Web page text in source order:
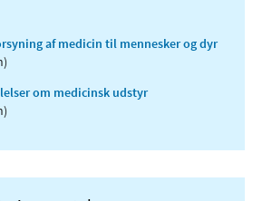
af medicin til mennesker og dyr
om medicinsk udstyr